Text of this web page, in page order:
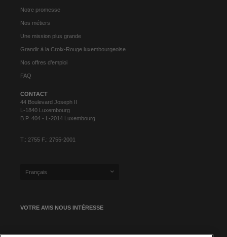
Notre promesse
Nos métiers
Une mission plus grande
Grandir à la Croix-Rouge luxembourgeoise
Nos offres d’emploi
FAQ
CONTACT
44 Boulevard Joseph II
L-1840 Luxembourg
B.P. 404 - L-2014 Luxembourg
T.: 2755 F.: 2755-2001
Français
VOTRE AVIS NOUS INTÉRESSE